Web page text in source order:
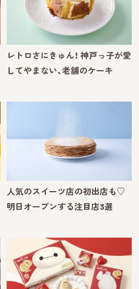
レトロさにきゅん！ 神戸っ子が愛
してやまない、老舗のケーキ
人気のスイーツ店の初出店も♡
明日オープンする注目店3選